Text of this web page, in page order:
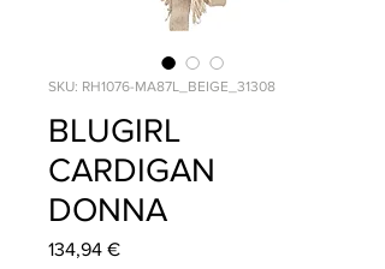
SKU: RH1076-MA87L_BEIGE_31308
BLUGIRL
CARDIGAN
DONNA
134,94 €Prezzo